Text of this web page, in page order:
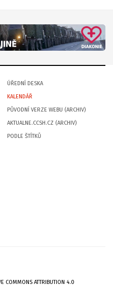
ÚŘEDNÍ DESKA
KALENDÁŘ
PŮVODNÍ VERZE WEBU (ARCHIV)
AKTUALNE.CCSH.CZ (ARCHIV)
PODLE ŠTÍTKŮ
COMMONS ATTRIBUTION 4.0